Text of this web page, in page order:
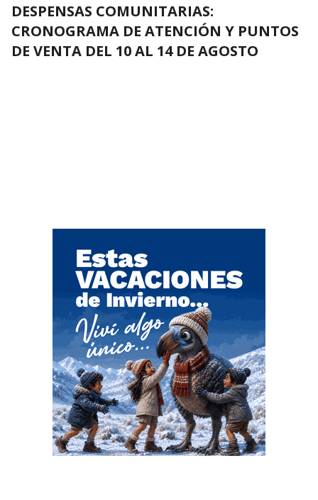
DESPENSAS COMUNITARIAS:
CRONOGRAMA DE ATENCIÓN Y PUNTOS
DE VENTA DEL 10 AL 14 DE AGOSTO